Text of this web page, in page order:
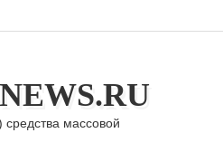
массовой